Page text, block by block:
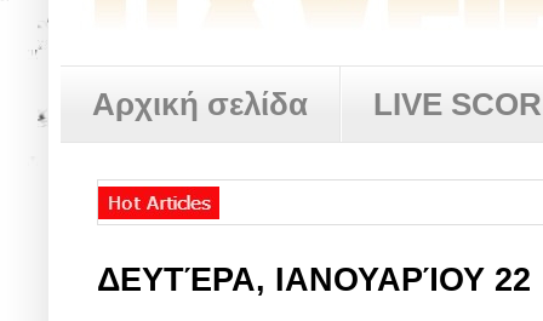
Αρχική σελίδα LIVE
ΔΕΥΤΈΡΑ, ΙΑΝΟΥΑΡΊΟΥ 22